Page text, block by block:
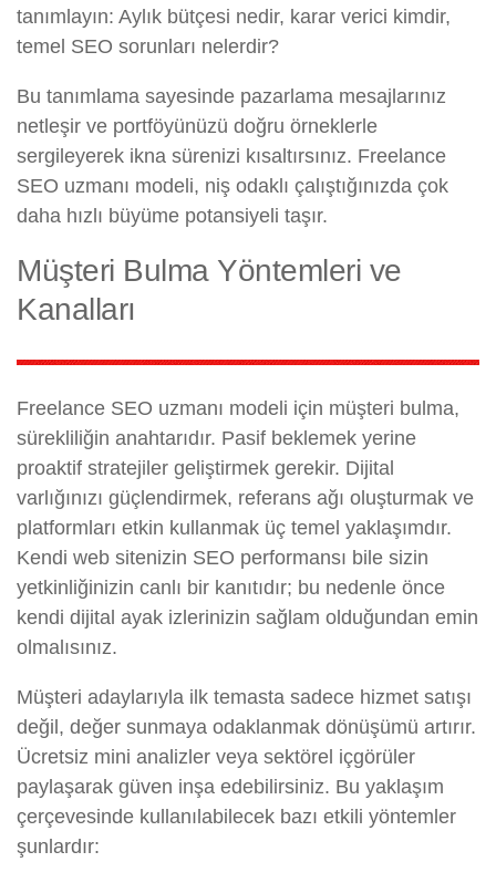
tanımlayın: Aylık bütçesi nedir, karar verici kimdir,
temel SEO sorunları nelerdir?
Bu tanımlama sayesinde pazarlama mesajlarınız
netleşir ve portföyünüzü doğru örneklerle
sergileyerek ikna sürenizi kısaltırsınız. Freelance
SEO uzmanı modeli, niş odaklı çalıştığınızda çok
daha hızlı büyüme potansiyeli taşır.
Müşteri Bulma Yöntemleri ve
Kanalları
Freelance SEO uzmanı modeli için müşteri bulma,
sürekliliğin anahtarıdır. Pasif beklemek yerine
proaktif stratejiler geliştirmek gerekir. Dijital
varlığınızı güçlendirmek, referans ağı oluşturmak ve
platformları etkin kullanmak üç temel yaklaşımdır.
Kendi web sitenizin SEO performansı bile sizin
yetkinliğinizin canlı bir kanıtıdır; bu nedenle önce
kendi dijital ayak izlerinizin sağlam olduğundan emin
olmalısınız.
Müşteri adaylarıyla ilk temasta sadece hizmet satışı
değil, değer sunmaya odaklanmak dönüşümü artırır.
Ücretsiz mini analizler veya sektörel içgörüler
paylaşarak güven inşa edebilirsiniz. Bu yaklaşım
çerçevesinde kullanılabilecek bazı etkili yöntemler
şunlardır: